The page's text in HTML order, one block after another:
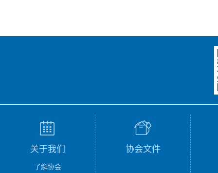
关于我们
了解协会
协会文件